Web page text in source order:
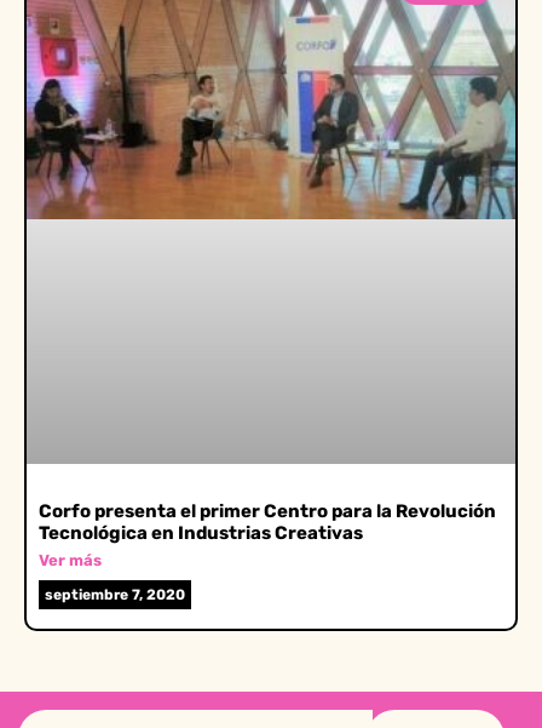
Corfo presenta el primer Centro para la Revolución
Tecnológica en Industrias Creativas
Ver más
septiembre 7, 2020